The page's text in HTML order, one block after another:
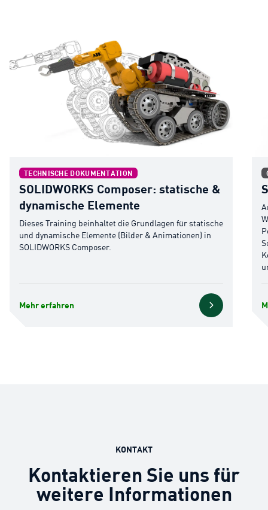
TECHNISCHE DOKUMENTATION
SOLIDWORKS Composer: statische &
dynamische Elemente
Dieses Training beinhaltet die Grundlagen für statische
und dynamische Elemente (Bilder & Animationen) in
SOLIDWORKS Composer.
Mehr erfahren
KONTAKT
Kontaktieren Sie uns für
weitere Informationen